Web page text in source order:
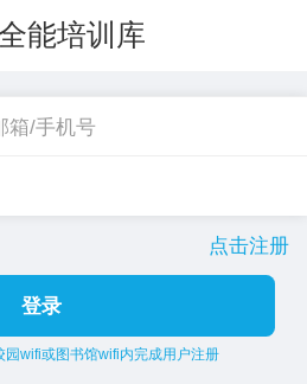
能培训库
点击注册
登录
园wifi或图书馆wifi内完成用户注册